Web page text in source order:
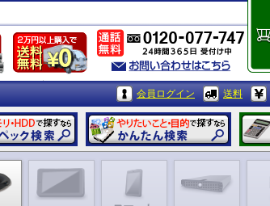
会員ログイン 送料